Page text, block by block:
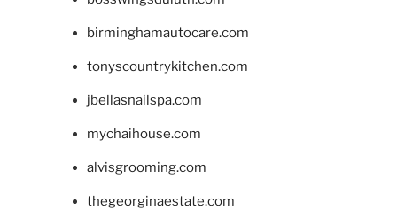
birminghamautocare.com
tonyscountrykitchen.com
jbellasnailspa.com
mychaihouse.com
alvisgrooming.com
thegeorginaestate.com